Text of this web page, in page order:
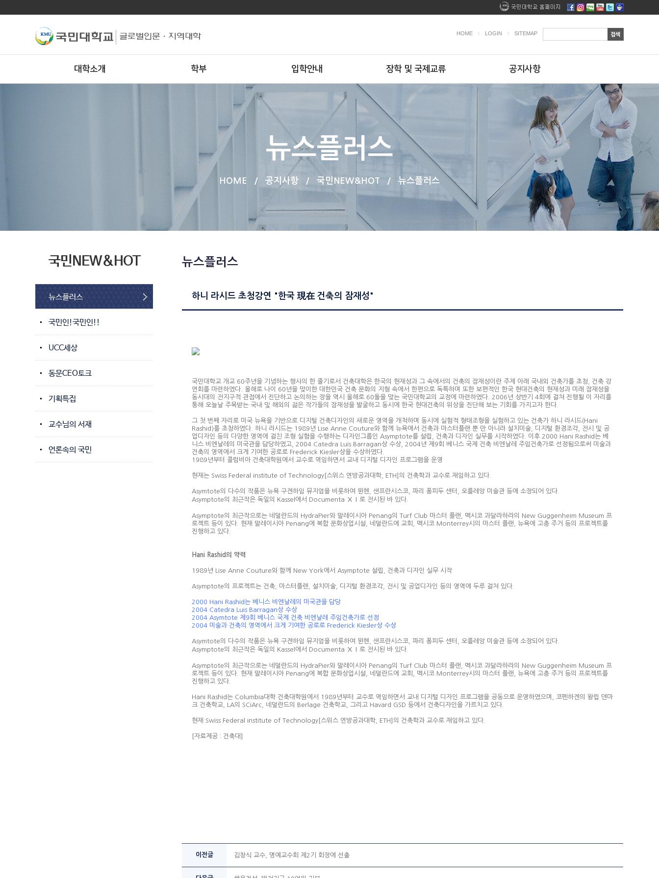
HOME LOGIN SITEMAP
대학소개 학부 입학안내 장학 및 국제교류 공지사항
뉴스플러스
HOME / 공지사항 / 국민NEW&HOT / 뉴스플러스
국민NEW&HOT
뉴스플러스
국민인!국민인!!
UCC세상
동문CEO토크
기획특집
교수님의 서재
언론속의 국민
뉴스플러스
하니 라시드 초청강연 "한국 現在 건축의 잠재성"
국민대학교 개교 60주년을 기념하는 행사의 한 줄기로서 건축대학은 한국의 현재성과 그 속에서의 건축의 잠재성이란 주제 아래 국내외 건축가를 초청, 건축 강
연회를 마련하였다. 올해로 나이 60년을 맞이한 대한민국 건축 문화의 지형 속에서 한편으로 독특하며 또한 보편적인 한국 현대건축의 현재성과 미래 잠재성을
동시대의 전지구적 관점에서 진단하고 논의하는 장을 역시 올해로 60돌을 맞는 국민대학교의 교정에 마련하였다. 2006년 상반기 4회에 걸쳐 진행될 이 자리를
통해 오늘날 주목받는 국내 및 해외의 젊은 작가들의 잠재성을 발굴하고 동시에 한국 현대건축의 위상을 진단해 보는 기회를 가지고자 한다.
그 첫 번째 자리로 미국 뉴욕을 기반으로 디지털 건축디자인의 새로운 영역을 개척하며 동시에 실험적 형태조형을 실험하고 있는 건축가 하니 라시드(Hani
Rashid)를 초청하였다. 하니 라시드는 1989년 Lise Anne Couture와 함께 뉴욕에서 건축과 마스터플랜 뿐 만 아니라 설치미술, 디지털 환경조각, 전시 및 공
업디자인 등의 다양한 영역에 걸친 조형 실험을 수행하는 디자인그룹인 Asymptote를 설립, 건축과 디자인 실무를 시작하였다. 이후 2000 Hani Rashid는 베
니스 비엔날레의 미국관을 담당하였고, 2004 Catedra Luis Barragan상 수상, 2004년 제9회 베니스 국제 건축 비엔날레 주임건축가로 선정됨으로써 미술과
건축의 영역에서 크게 기여한 공로로 Frederick Kiesler상을 수상하였다.
1989년부터 콜럼비아 건축대학원에서 교수로 역임하면서 교내 디지털 디자인 프로그램을 운영
현재는 Swiss Federal institute of Technology[스위스 연방공과대학, ETH]의 건축학과 교수로 재임하고 있다.
Asymtote의 다수의 작품은 뉴욕 구겐하임 뮤지엄을 비롯하여 뮌헨, 샌프란시스코, 파리 퐁피두 센터, 오를레앙 미술관 등에 소장되어 있다.
Asymptote의 최근작은 독일의 Kassel에서 Documenta ⅩⅠ로 전시된 바 있다.
Asymptote의 최근작으로는 네덜란드의 HydraPier와 말레이시아 Penang의 Turf Club 마스터 플랜, 멕시코 과달라하라의 New Guggenheim Museum 프
로젝트 등이 있다. 현재 말레이시아 Penang에 복합 문화상업시설, 네덜란드에 교회, 멕시코 Monterrey시의 마스터 플랜, 뉴욕에 고층 주거 등의 프로젝트를
진행하고 있다.
Hani Rashid의 약력
1989년 Lise Anne Couture와 함께 New York에서 Asymptote 설립, 건축과 디자인 실무 시작
Asymptote의 프로젝트는 건축, 마스터플랜, 설치미술, 디지털 환경조각, 전시 및 공업디자인 등의 영역에 두루 걸쳐 있다.
2000 Hani Rashid는 베니스 비엔날레의 미국관을 담당
2004 Catedra Luis Barragan상 수상
2004 Asymtote 제9회 베니스 국제 건축 비엔날레 주임건축가로 선정
2004 미술과 건축의 영역에서 크게 기여한 공로로 Frederick Kiesler상 수상
Asymtote의 다수의 작품은 뉴욕 구겐하임 뮤지엄을 비롯하여 뮌헨, 샌프란시스코, 파리 퐁피두 센터, 오를레앙 미술관 등에 소장되어 있다.
Asymptote의 최근작은 독일의 Kassel에서 Documenta ⅩⅠ로 전시된 바 있다.
Asymptote의 최근작으로는 네덜란드의 HydraPier와 말레이시아 Penang의 Turf Club 마스터 플랜, 멕시코 과달라하라의 New Guggenheim Museum 프
로젝트 등이 있다. 현재 말레이시아 Penang에 복합 문화상업시설, 네덜란드에 교회, 멕시코 Monterrey시의 마스터 플랜, 뉴욕에 고층 주거 등의 프로젝트를
진행하고 있다.
Hani Rashid는 Columbia대학 건축대학원에서 1989년부터 교수로 역임하면서 교내 디지털 디자인 프로그램을 공동으로 운영하였으며, 코펜하겐의 왕립 덴마
크 건축학교, LA의 SCiArc, 네덜란드의 Berlage 건축학교, 그리고 Havard GSD 등에서 건축디자인을 가르치고 있다.
현재 Swiss Federal institute of Technology[스위스 연방공과대학, ETH]의 건축학과 교수로 재임하고 있다.
[자료제공 : 건축대]
이전글 김창식 교수, 명예교수회 제2기 회장에 선출